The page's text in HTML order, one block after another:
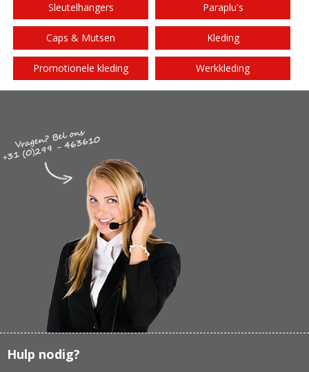
Sleutelhangers Paraplu's
Caps & Mutsen Kleding
Promotionele kleding Werkkleding
Hulp nodig?